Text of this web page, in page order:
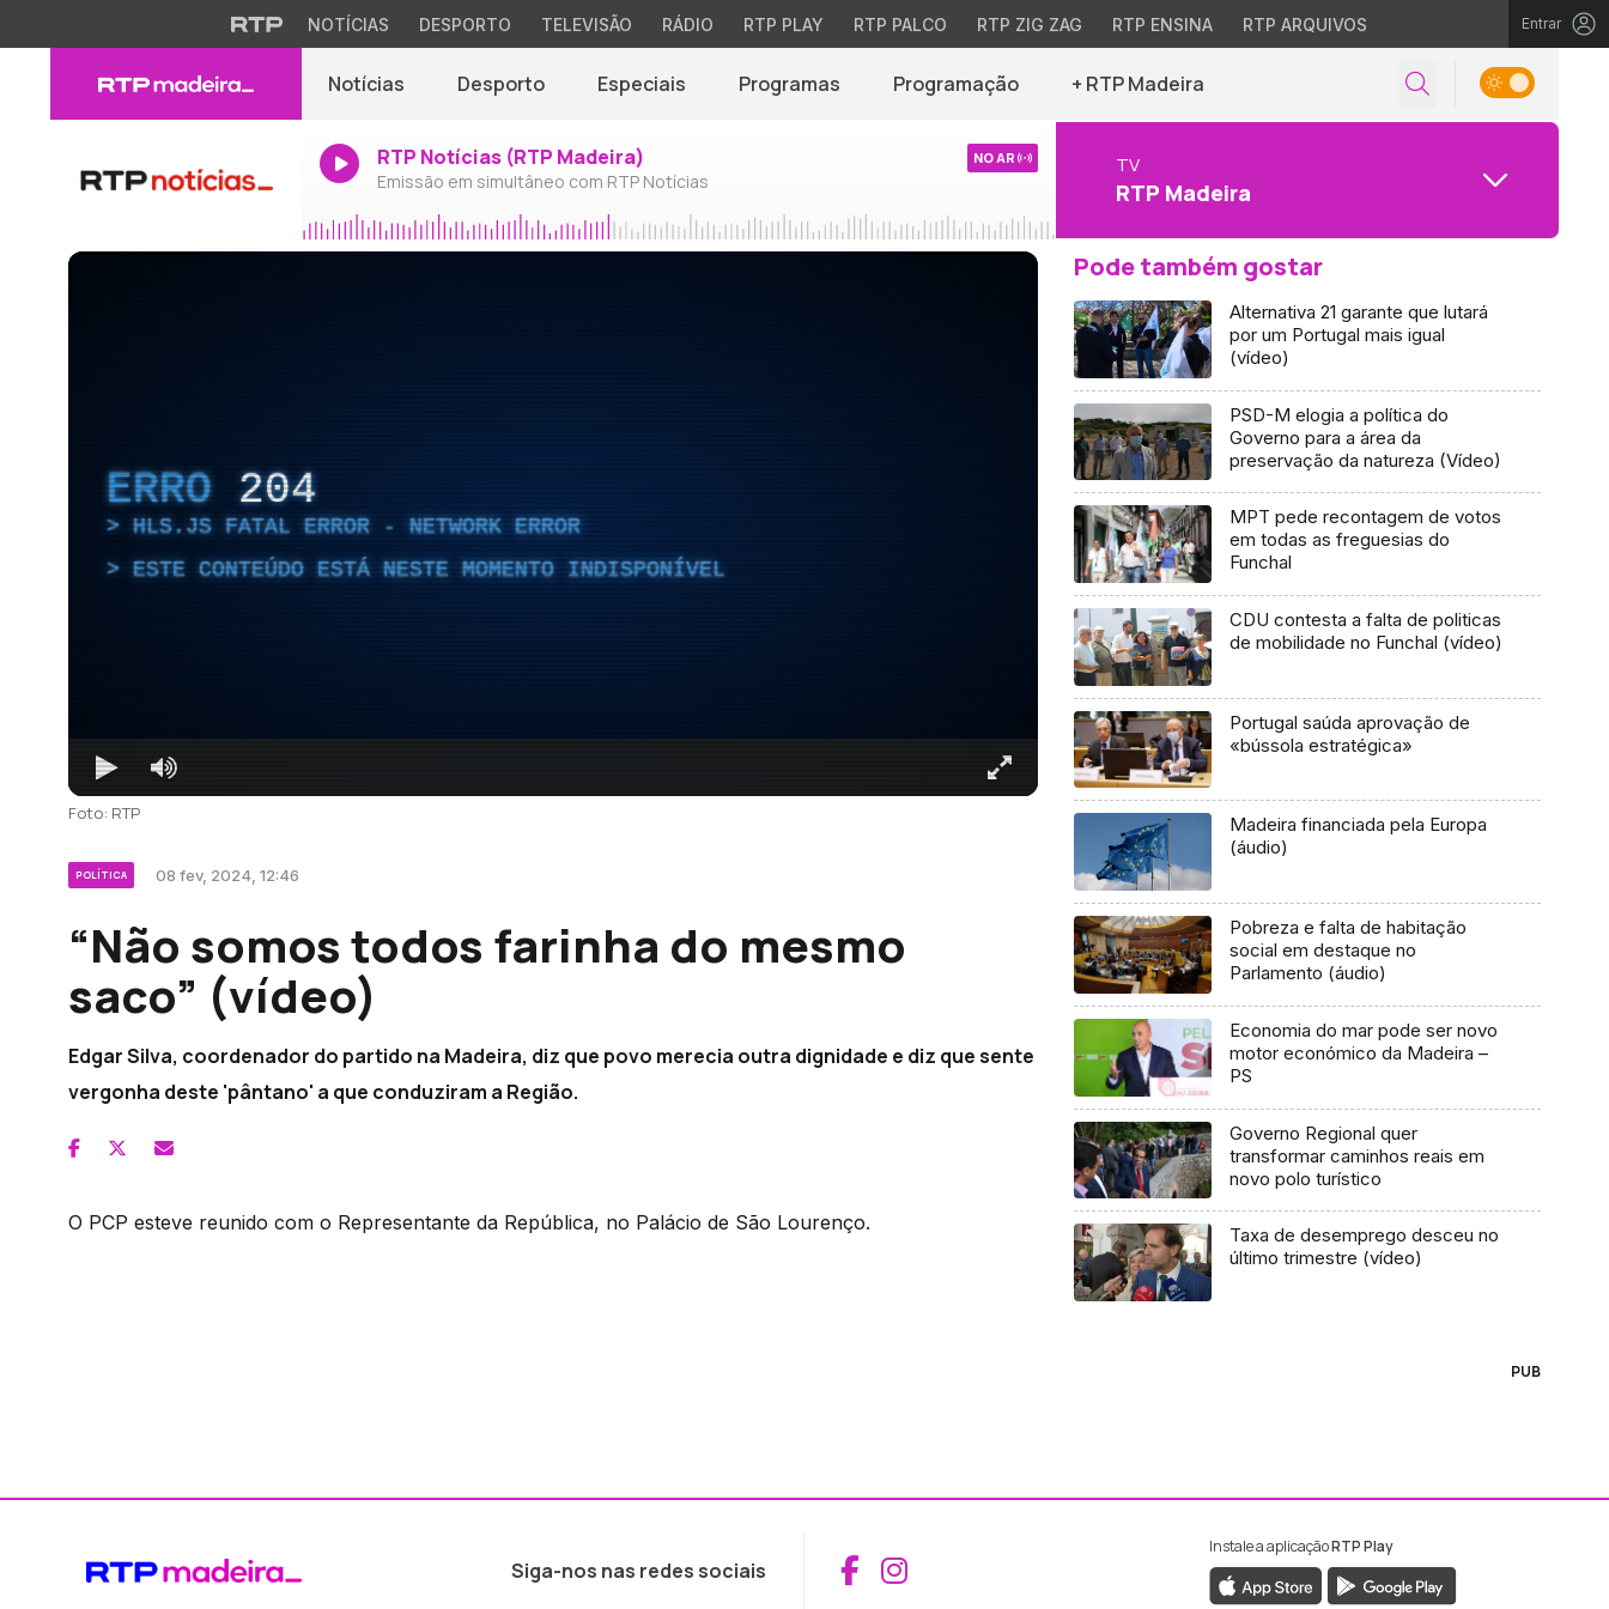
NOTÍCIAS DESPORTO TELEVISÃO RÁDIO RTP PLAY RTP PALCO RTP ZIG ZAG RTP ENSINA RTP ARQUIVOS Entrar
Notícias Desporto Especiais Programas Programação + RTP Madeira
RTP Notícias (RTP Madeira)
Emissão em simultâneo com RTP Notícias
NO AR TV
RTP Madeira
ERRO 204
HLS.JS FATAL ERROR - NETWORK ERROR
ESTE CONTEÚDO ESTÁ NESTE MOMENTO INDISPONÍVEL
Foto: RTP
POLÍTICA 08 fev, 2024, 12:46
“Não somos todos farinha do mesmo
saco” (vídeo)
Edgar Silva, coordenador do partido na Madeira, diz que povo merecia outra dignidade e diz que sente
vergonha deste 'pântano' a que conduziram a Região.
O PCP esteve reunido com o Representante da República, no Palácio de São Lourenço.
Pode também gostar
Alternativa 21 garante que lutará
por um Portugal mais igual
(vídeo)
PSD-M elogia a política do
Governo para a área da
preservação da natureza (Vídeo)
MPT pede recontagem de votos
em todas as freguesias do
Funchal
CDU contesta a falta de politicas
de mobilidade no Funchal (vídeo)
Portugal saúda aprovação de
«bússola estratégica»
Madeira financiada pela Europa
(áudio)
Pobreza e falta de habitação
social em destaque no
Parlamento (áudio)
Economia do mar pode ser novo
motor económico da Madeira –
PS
Governo Regional quer
transformar caminhos reais em
novo polo turístico
Taxa de desemprego desceu no
último trimestre (vídeo)
PUB
Siga-nos nas redes sociais Aceder ao Facebook da RTP Madeira
Aceder ao Instagram da RTP Madeira
Instale a aplicaçãoRTP Play